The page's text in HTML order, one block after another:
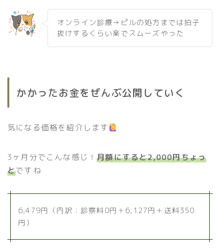
オンライン診療→ピルの処方までは拍子
抜けするくらい楽でスムーズやった
かかったお金をぜんぶ公開していく
気になる価格を紹介します
3ヶ月分でこんな感じ！月額にすると2,000円ちょっ
とですね
6,479円（内訳：診察料0円＋6,127円＋送料350
円）